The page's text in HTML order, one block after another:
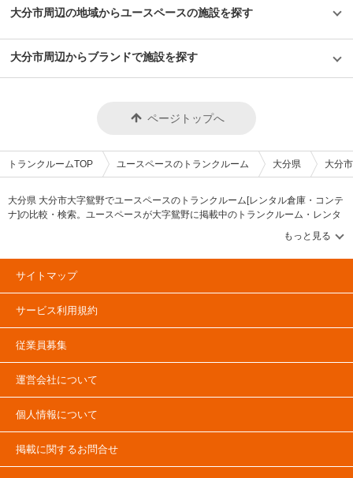
入れできる設備も完備しているため、女性一人でのご利用も安心です。 費
用や契約について教えてください。 収納スペースの価格帯は月額4,200円～
月分)が掛かります。お支払いにつきましては、クレジットカード払いある
スペース宇都宮中今泉店」は清潔感と安心感があるトランクルームだった。
らくる安心感や、お客様目線での除湿機の設置や棚板付きルームなど気遣い
も感じぜひ利用したいと思える施設だった。また、「ユースペース宇都宮中
く、テレワークの場所として需要が高まっていることからWi-Fiも設置され
ているなど付加価値の高い部屋も提供しており、利用客に寄り添った店舗で
あると感じた。またゴルフバックや大型の荷物を収納したい場合には、1ヶ
月の管理料にプラス1,000円（税込）で使えるワークスペースを活用して現
ランクルームにどのような付加価値を付けた施設を展開するのか注目したい
と思った。
単に出し入れできる設備も完備しているため、女性一人でのご利用も安心で
す。 セキュリティや安全面について教えてください。 安心してご利用いた
万が一のときも安心いただけます。加えて、人感LEDライトなどを兼ね備え
（見学）チェックをおすすめをしています。時期によって特別賃貸キャンペ
ーンや、他社のりかえウェルカムキャンペーンなども開催しています。最短
やクレジットカード決済がご利用いただけます。 編集後記 「ユースペース
水戸赤塚店」は清潔感と安心感があるトランクルームだった。トランクルー
上場企業が管理している施設などで安心して使える要素が多いトランクルー
ずに収納できるのも良いと感じた。「ユースペース水戸赤塚店」は、1ヶ月
の管理料にプラス1,000円で使えるワークスペースがあることも特徴で、館
受けた。近隣エリアの方で、収納空間を借りたい方がいたら紹介したい物件
大分市周辺の地域からユースペースの施設を探す
大分市周辺からブランドで施設を探す
ページトップへ
トランクルームTOP ユースペースのトランクルーム 大分県 大分市
大分県 大分市大字鴛野でユースペースのトランクルーム[レンタル倉庫・コンテ
ナ]の比較・検索。ユースペースが大字鴛野に掲載中のトランクルーム・レンタ
ル倉庫・レンタルコンテナなどの収納スペースを、借りたい地域から探して、
広さ・料金[賃料]・セキュリティ・空調完備・24時間出し入れ可能などの希望条
件で絞込み！豊富な物件数から様々な方法でご希望の収納スペースを簡単に探
せるトランクルーム情報サイトです。大字鴛野のユースペースで気になるトラ
サイトマップ
サービス利用規約
従業員募集
運営会社について
個人情報について
掲載に関するお問合せ